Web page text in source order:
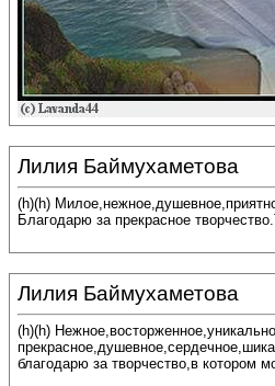
Лилия Баймухаметова
(h)(h)
Благодарю за прекрасное
Лилия Баймухаметова
(h)(h)
благодарю за творчество,в котором